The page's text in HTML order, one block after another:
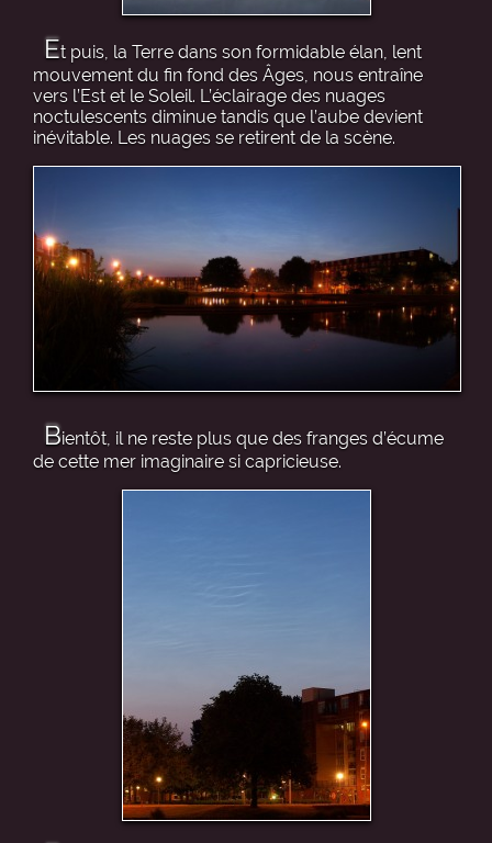
Et puis, la Terre dans son formidable élan, lent
mouvement du fin fond des Âges, nous entraîne
vers l’Est et le Soleil. L’éclairage des nuages
noctulescents diminue tandis que l’aube devient
inévitable. Les nuages se retirent de la scène.
Bientôt, il ne reste plus que des franges d’écume
de cette mer imaginaire si capricieuse.